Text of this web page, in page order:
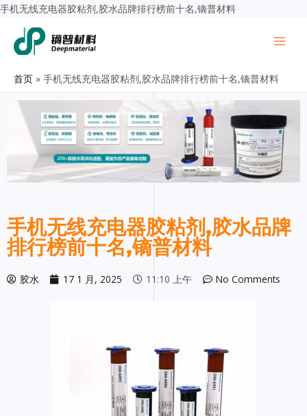
手机无线充电器胶粘剂,胶水品牌排行榜前十名,镝普材料
首页 手机无线充电器胶粘剂,胶水品牌排行榜前十名,镝普材料
手机无线充电器胶粘剂,胶水品牌
排行榜前十名,镝普材料
胶水 17 1 月, 2025 11:10 上午 No Comments